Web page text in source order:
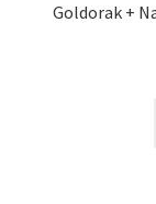
Goldorak +